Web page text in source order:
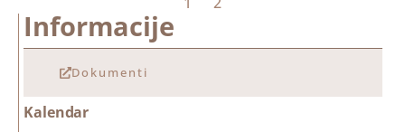
Informacije
Dokumenti
Kalendar